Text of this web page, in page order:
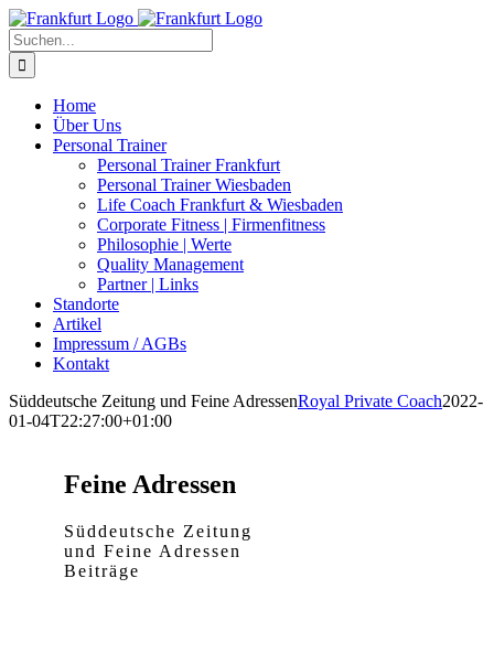
Zum
Inhalt
springen
Suche
nach:
Home
Über Uns
Personal Trainer
Personal Trainer Frankfurt
Personal Trainer Wiesbaden
Life Coach Frankfurt & Wiesbaden
Corporate Fitness | Firmenfitness
Philosophie | Werte
Quality Management
Partner | Links
Standorte
Artikel
Impressum / AGBs
Kontakt
Süddeutsche Zeitung und Feine AdressenRoyal Private Coach2022-
01-04T22:27:00+01:00
Feine Adressen
Süddeutsche Zeitung
und Feine Adressen
Beiträge